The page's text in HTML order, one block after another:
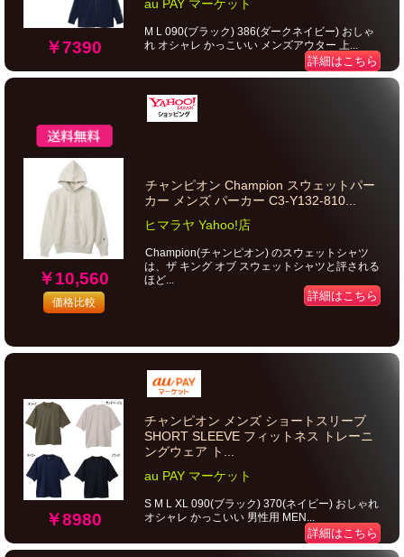
￥7390
au PAY マーケット
M L 090(ブラック) 386(ダークネイビー) おしゃ
れ オシャレ かっこいい メンズアウター 上...
詳細はこちら
￥10,560
価格比較
チャンピオン Champion スウェットパー
カー メンズ パーカー C3-Y132-810...
ヒマラヤ Yahoo!店
Champion(チャンピオン) のスウェットシャツ
は、ザ キング オブ スウェットシャツと評される
ほど...
詳細はこちら
￥8980
チャンピオン メンズ ショートスリーブ
SHORT SLEEVE フィットネス トレーニ
ングウェア ト...
au PAY マーケット
S M L XL 090(ブラック) 370(ネイビー) おしゃれ
オシャレ かっこいい 男性用 MEN...
詳細はこちら